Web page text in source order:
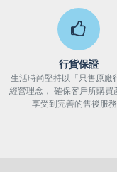
行貨保證
生活時尚堅持以「只售原廠
經營理念， 確保客戶所購買
享受到完善的售後服務